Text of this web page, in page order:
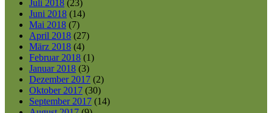
Juli 2018 (23)
Juni 2018 (14)
Mai 2018 (7)
April 2018 (27)
März 2018 (4)
Februar 2018 (1)
Januar 2018 (3)
Dezember 2017 (2)
Oktober 2017 (30)
September 2017 (14)